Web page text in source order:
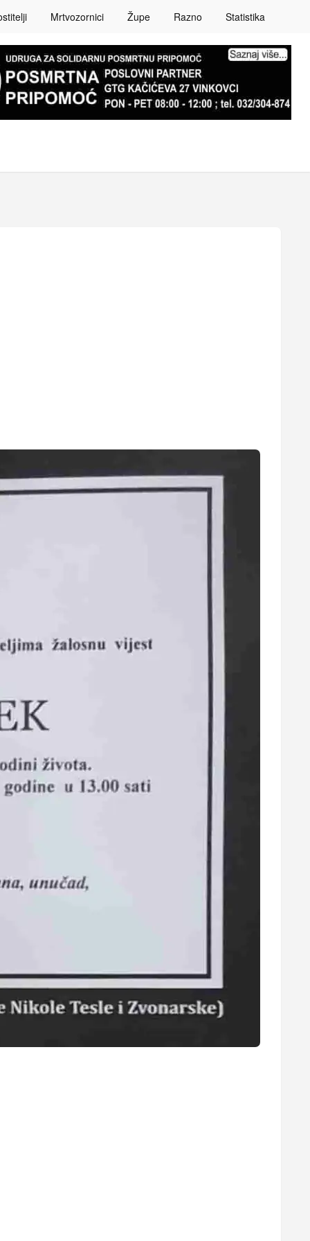
Mrtvozornici Župe Razno Statistika